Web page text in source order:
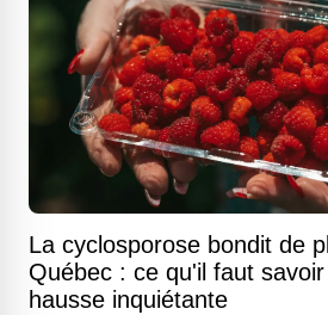
La cyclosporose bondit de
Québec : ce qu'il faut
hausse inquiétante